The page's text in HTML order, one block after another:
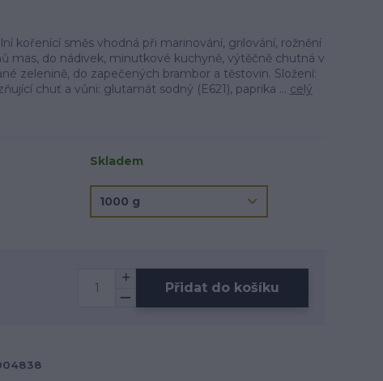
kořenící směs vhodná při marinování, grilování, rožnění
mas, do nádivek, minutkové kuchyně, výtěčně chutná v
zelenině, do zapečených brambor a těstovin. Složení:
chuť a vůni: glutamát sodný (E621), paprika ... celý
Skladem
Přidat do košíku